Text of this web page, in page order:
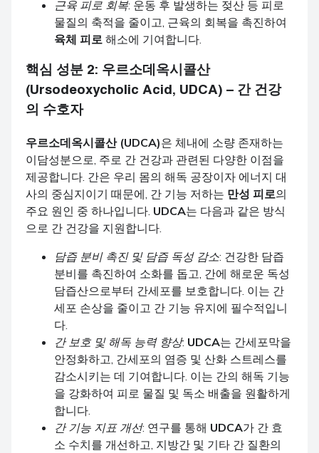
근육 피로 회복: 운동 후 발생하는 젖산 등 피로
물질의 축적을 줄이고, 근육의 회복을 촉진하여
육체 피로 해소에 기여합니다.
핵심 성분 2: 우르소데옥시콜산
(Ursodeoxycholic Acid, UDCA) – 간 건강
의 수호자
우르소데옥시콜산 (UDCA)은 체내에 소량 존재하는
이담성분으로, 주로 간 건강과 관련된 다양한 이점을
제공합니다. 간은 우리 몸의 해독 공장이자 에너지 대
사의 중심지이기 때문에, 간 기능 저하는 만성 피로의
주요 원인 중 하나입니다. UDCA는 다음과 같은 방식
으로 간 건강을 지원합니다.
담즙 분비 촉진 및 담즙 독성 감소: 건강한 담즙
분비를 촉진하여 소화를 돕고, 간에 해로운 독성
담즙산으로부터 간세포를 보호합니다. 이는 간
세포 손상을 줄이고 간 기능 유지에 필수적입니
다.
간 보호 및 해독 능력 향상: UDCA는 간세포막을
안정화하고, 간세포의 염증 및 산화 스트레스를
감소시키는 데 기여합니다. 이는 간의 해독 기능
을 강화하여 피로 물질 및 독소 배출을 원활하게
합니다.
간 기능 지표 개선: 연구를 통해 UDCA가 간 효
소 수치를 개선하고, 지방간 및 기타 간 질환의